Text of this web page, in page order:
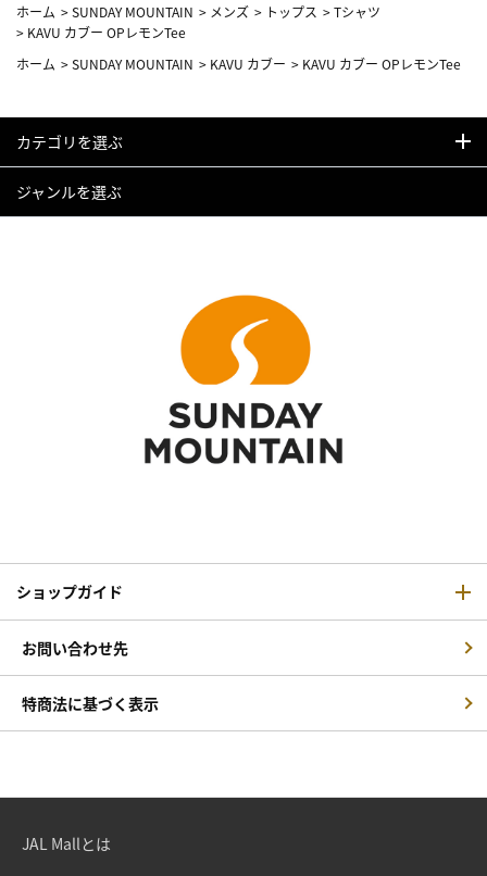
ホーム >SUNDAY MOUNTAIN > メンズ > トップス >Tシャツ
> KAVU カブー OPレモンTee
ホーム >SUNDAY MOUNTAIN > KAVU カブー > KAVU カブー OPレモンTee
カテゴリを選ぶ
ジャンルを選ぶ
ショップガイド
お問い合わせ先
特商法に基づく表示
JAL Mallとは